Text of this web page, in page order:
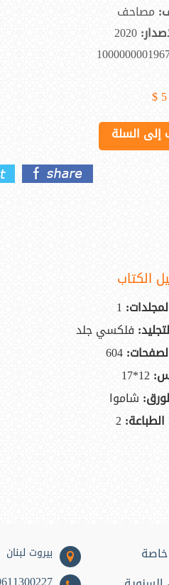
مصاحف
2020
5 $
السلة
الكتاب
1
فلكسي جلد
604
12*17
شاموا
2
بيروت لبنان